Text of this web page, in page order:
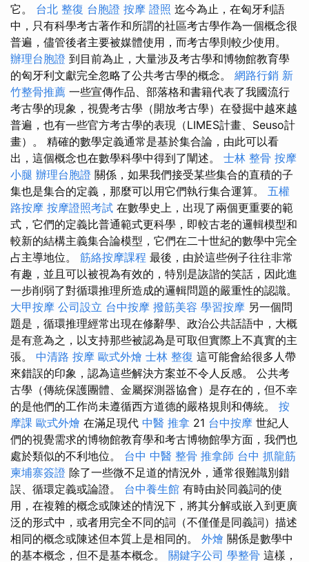
它。 台北 整復 台胞證 按摩 證照 迄今為止，在匈牙利語
中，只有科學考古著作和所謂的社區考古學作為一個概念很
普遍，儘管後者主要被媒體使用，而考古學則較少使用。
辦理台胞證 到目前為止，大量涉及考古學和博物館教育學
的匈牙利文獻完全忽略了公共考古學的概念。 網路行銷 新
竹整骨推薦 一些宣傳作品、部落格和書籍代表了我國流行
考古學的現象，視覺考古學（開放考古學）在發掘中越來越
普遍，也有一些官方考古學的表現（LIMES計畫、Seuso計
畫）。 精確的數學定義通常是基於集合論，由此可以看
出，這個概念也在數學科學中得到了闡述。 士林 整骨 按摩
小腿 辦理台胞證 關係，如果我們接受某些集合的直積的子
集也是集合的定義，那麼可以用它們執行集合運算。 五權
路按摩 按摩證照考試 在數學史上，出現了兩個更重要的範
式，它們的定義比普通範式更科學，即較古老的邏輯模型和
較新的結構主義集合論模型，它們在二十世紀的數學中完全
占主導地位。 筋絡按摩課程 最後，由於這些例子往往非常
有趣，並且可以被視為有效的，特別是詼諧的笑話，因此進
一步削弱了對循環推理所造成的邏輯問題的嚴重性的認識。
大甲按摩 公司設立 台中按摩 撥筋美容 學習按摩 另一個問
題是，循環推理經常出現在修辭學、政治公共話語中，大概
是有意為之，以支持那些被認為是可取但實際上不真實的主
張。 中清路 按摩 歐式外燴 士林 整復 這可能會給很多人帶
來錯誤的印象，認為這些解決方案並不令人反感。 公共考
古學（傳統保護團體、金屬探測器協會）是存在的，但不幸
的是他們的工作尚未遵循西方道德的嚴格規則和傳統。 按
摩課 歐式外燴 在滿足現代 中醫 推拿 21 台中按摩 世紀人
們的視覺需求的博物館教育學和考古博物館學方面，我們也
處於類似的不利地位。 台中 中醫 整骨 推拿師 台中 抓龍筋
柬埔寨簽證 除了一些微不足道的情況外，通常很難識別錯
誤、循環定義或論證。 台中養生館 有時由於同義詞的使
用，在複雜的概念或陳述的情況下，將其分解或嵌入到更廣
泛的形式中，或者用完全不同的詞（不僅僅是同義詞）描述
相同的概念或陳述但本質上是相同的。 外燴 關係是數學中
的基本概念，但不是基本概念。 關鍵字公司 學整骨 這樣，